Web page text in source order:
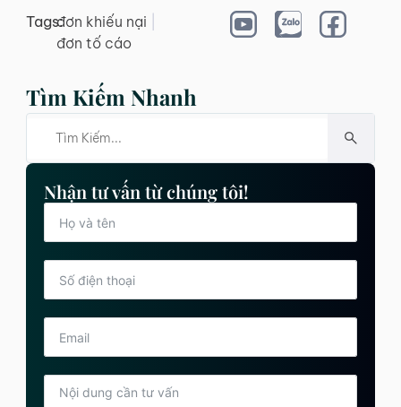
Tags:đơn khiếu nại
đơn tố cáo
Tìm Kiếm Nhanh
Nhận tư vấn từ chúng tôi!